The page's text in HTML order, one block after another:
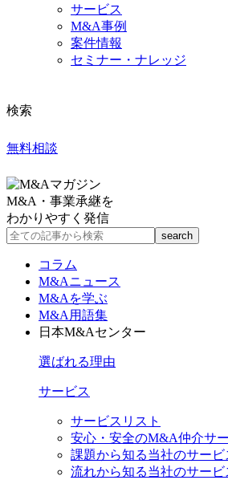
サービス
M&A事例
案件情報
セミナー・ナレッジ
検索
無料相談
M&A・事業承継を
わかりやすく発信
コラム
M&Aニュース
M&Aを学ぶ
M&A用語集
日本M&Aセンター
選ばれる理由
サービス
サービスリスト
安心・安全のM&A仲介サ
課題から知る当社のサービ
流れから知る当社のサービ